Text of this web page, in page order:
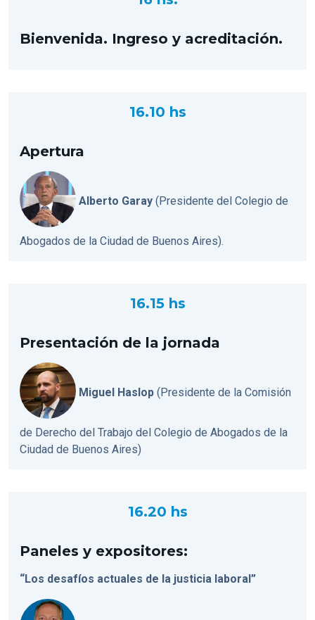
Bienvenida. Ingreso y acreditación.
16.10 hs
Apertura
Alberto Garay (Presidente del Colegio de
Abogados de la Ciudad de Buenos Aires).
16.15 hs
Presentación de la jornada
Miguel Haslop (Presidente de la Comisión
de Derecho del Trabajo del Colegio de Abogados de la
Ciudad de Buenos Aires)
16.20 hs
Paneles y expositores:
“Los desafíos actuales de la justicia laboral”